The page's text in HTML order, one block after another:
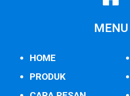
MENU
HOME
PRODUK